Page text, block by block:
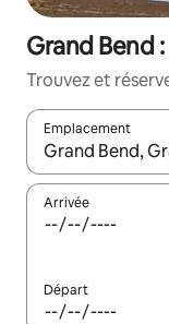
Grand Bend
Trouvez et
Emplacement
Quand les
Arrivée
Départ